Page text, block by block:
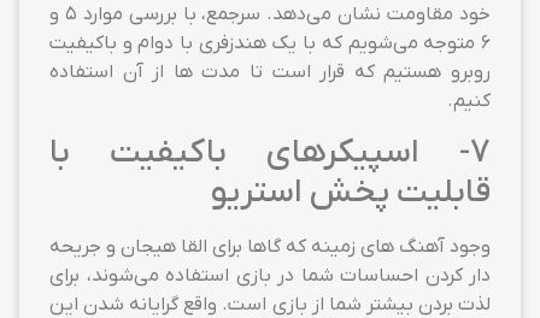
خود مقاومت نشان می‌دهد. سرجمع، با بررسی موارد 5 و
6 متوجه می‌شویم که با یک هندزفری با دوام و باکیفیت
روبرو هستیم که قرار است تا مدت ها از آن استفاده
کنیم.
7- اسپیکرهای باکیفیت با
قابلیت پخش استریو
وجود آهنگ های زمینه که گاها برای القا هیجان و جریحه
دار کردن احساسات شما در بازی استفاده می‌شوند، برای
لذت بردن بیشتر شما از بازی است. واقع گرایانه شدن این